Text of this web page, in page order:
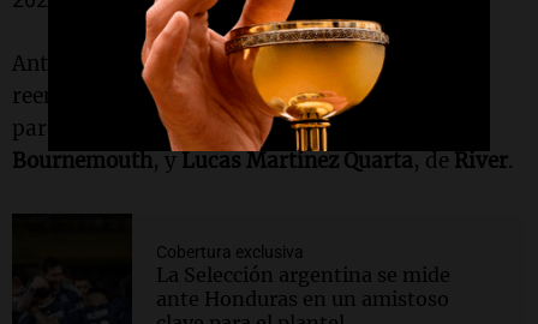
Ante ese panorama,Lionel Scaloni
analiza el
reemplazante, y entre los nombres que suenan
para reemplazarlo están Marcos Senesi
Bournemouth, y Lucas Martínez Quarta, de River.
Cobertura exclusiva
La Selección argentina se mide
ante Honduras en un amistoso